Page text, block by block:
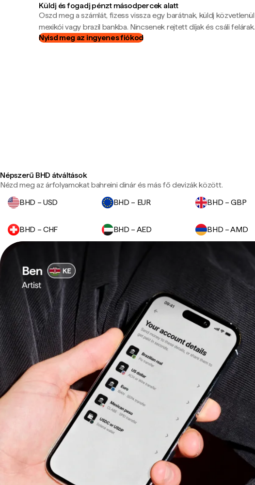
Küldj és fogadj pénzt másodpercek alatt
Oszd meg a számlát, fizess vissza egy barátnak, küldj közvetlenül
mexikói vagy brazil bankba. Nincsenek rejtett díjak és csáli felárak.
Nyisd meg az ingyenes fiókod
Népszerű BHD átváltások
Nézd meg az árfolyamokat bahreini dinár és más fő devizák között.
BHD – USD
BHD – EUR BHD – GBP
BHD – CHF BHD – AED BHD – AMD